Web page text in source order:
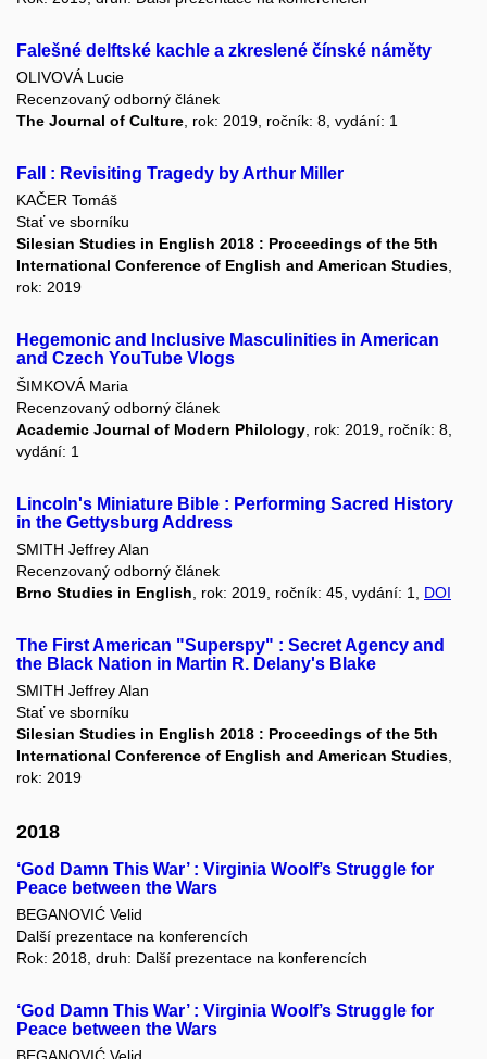
Falešné delftské kachle a zkreslené čínské náměty
OLIVOVÁ Lucie
Recenzovaný odborný článek
The Journal of Culture , rok: 2019, ročník: 8, vydání: 1
Fall : Revisiting Tragedy by Arthur Miller
KAČER Tomáš
Stať ve sborníku
Silesian Studies in English 2018 : Proceedings of the 5th
International Conference of English and American Studies,
rok: 2019
Hegemonic and Inclusive Masculinities in American
and Czech YouTube Vlogs
ŠIMKOVÁ Maria
Recenzovaný odborný článek
Academic Journal of Modern Philology , rok: 2019, ročník: 8,
vydání: 1
Lincoln's Miniature Bible : Performing Sacred History
in the Gettysburg Address
SMITH Jeffrey Alan
Recenzovaný odborný článek
Brno Studies in English , rok: 2019, ročník: 45, vydání: 1, DOI
The First American "Superspy" : Secret Agency and
the Black Nation in Martin R. Delany's Blake
SMITH Jeffrey Alan
Stať ve sborníku
Silesian Studies in English 2018 : Proceedings of the 5th
International Conference of English and American Studies,
rok: 2019
2018
‘God Damn This War’ : Virginia Woolf’s Struggle for
Peace between the Wars
BEGANOVIĆ Velid
Další prezentace na konferencích
Rok: 2018, druh: Další prezentace na konferencích
‘God Damn This War’ : Virginia Woolf’s Struggle for
Peace between the Wars